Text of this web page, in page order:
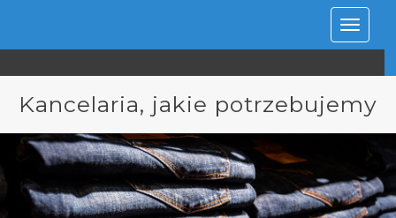
Rozwiń
Kancelaria, jakie potrzebujemy